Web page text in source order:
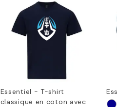
Essentiel - T-shirt
classique en coton avec